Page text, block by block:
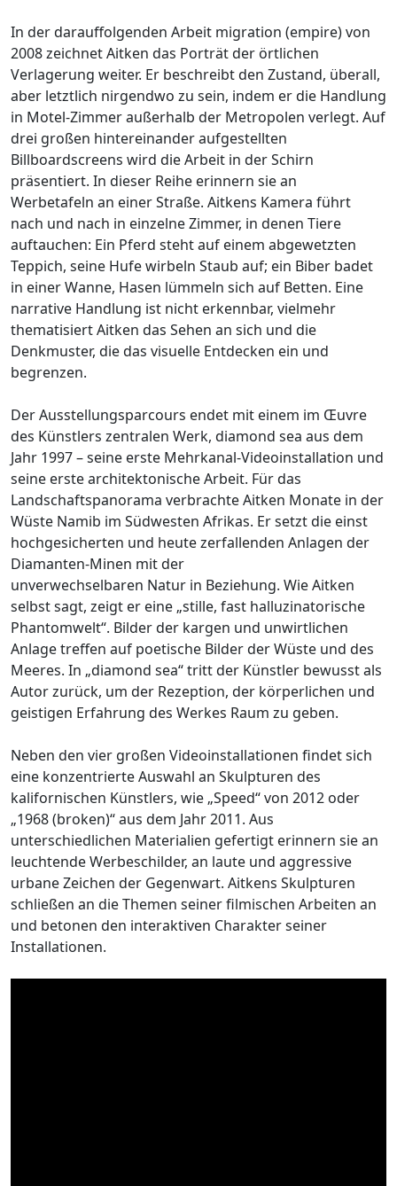
In der darauffolgenden Arbeit migration (empire) von
2008 zeichnet Aitken das Porträt der örtlichen
Verlagerung weiter. Er beschreibt den Zustand, überall,
aber letztlich nirgendwo zu sein, indem er die Handlung
in Motel-Zimmer außerhalb der Metropolen verlegt. Auf
drei großen hintereinander aufgestellten
Billboardscreens wird die Arbeit in der Schirn
präsentiert. In dieser Reihe erinnern sie an
Werbetafeln an einer Straße. Aitkens Kamera führt
nach und nach in einzelne Zimmer, in denen Tiere
auftauchen: Ein Pferd steht auf einem abgewetzten
Teppich, seine Hufe wirbeln Staub auf; ein Biber badet
in einer Wanne, Hasen lümmeln sich auf Betten. Eine
narrative Handlung ist nicht erkennbar, vielmehr
thematisiert Aitken das Sehen an sich und die
Denkmuster, die das visuelle Entdecken ein und
begrenzen.
Der Ausstellungsparcours endet mit einem im Œuvre
des Künstlers zentralen Werk, diamond sea aus dem
Jahr 1997 – seine erste Mehrkanal-Videoinstallation und
seine erste architektonische Arbeit. Für das
Landschaftspanorama verbrachte Aitken Monate in der
Wüste Namib im Südwesten Afrikas. Er setzt die einst
hochgesicherten und heute zerfallenden Anlagen der
Diamanten-Minen mit der
unverwechselbaren Natur in Beziehung. Wie Aitken
selbst sagt, zeigt er eine „stille, fast halluzinatorische
Phantomwelt“. Bilder der kargen und unwirtlichen
Anlage treffen auf poetische Bilder der Wüste und des
Meeres. In „diamond sea“ tritt der Künstler bewusst als
Autor zurück, um der Rezeption, der körperlichen und
geistigen Erfahrung des Werkes Raum zu geben.
Neben den vier großen Videoinstallationen findet sich
eine konzentrierte Auswahl an Skulpturen des
kalifornischen Künstlers, wie „Speed“ von 2012 oder
„1968 (broken)“ aus dem Jahr 2011. Aus
unterschiedlichen Materialien gefertigt erinnern sie an
leuchtende Werbeschilder, an laute und aggressive
urbane Zeichen der Gegenwart. Aitkens Skulpturen
schließen an die Themen seiner filmischen Arbeiten an
und betonen den interaktiven Charakter seiner
Installationen.